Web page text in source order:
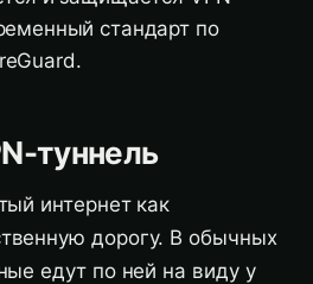
стандарт по
туннель
интернет как
дорогу. В обычных
едут по ней на виду у